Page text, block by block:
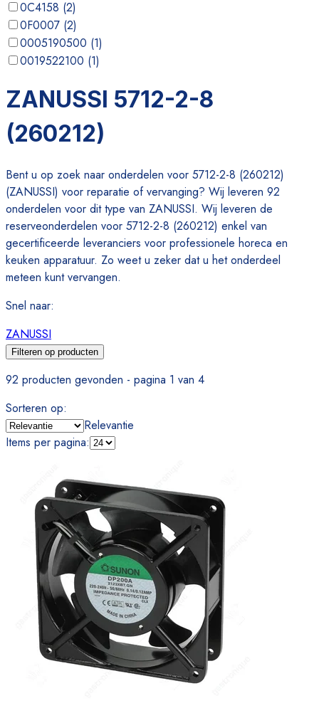
0C4158 (2)
0F0007 (2)
0005190500 (1)
0019522100 (1)
0020526400(1)
ZANUSSI 5712-2-8
(260212)
Bent u op zoek naar onderdelen voor 5712-2-8 (260212)
(ZANUSSI) voor reparatie of vervanging? Wij leveren 92
onderdelen voor dit type van ZANUSSI. Wij leveren de
reserveonderdelen voor 5712-2-8 (260212) enkel van
gecertificeerde leveranciers voor professionele horeca en
keuken apparatuur. Zo weet u zeker dat u het onderdeel
meteen kunt vervangen.
Snel naar:
ZANUSSI
Filteren op producten
92 producten gevonden - pagina 1 van 4
Sorteren op:
Relevantie
Items per pagina: